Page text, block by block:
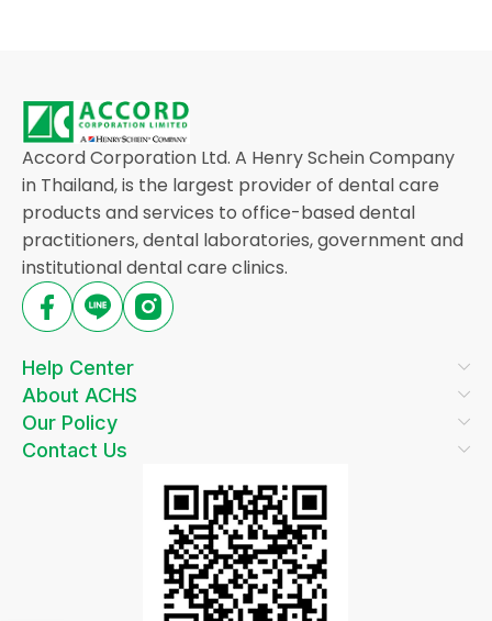
Accord Corporation Ltd. A Henry Schein Company
in Thailand, is the largest provider of dental care
products and services to office-based dental
practitioners, dental laboratories, government and
institutional dental care clinics.
Help Center
About ACHS
Our Policy
Contact Us